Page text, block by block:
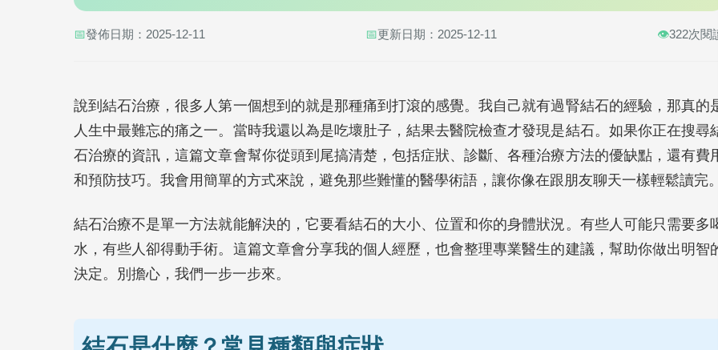
📅發佈日期：2025-12-11 📅更新日期：2025-12-11 👁️322次閱
說到結石治療，很多人第一個想到的就是那種痛到打滾的感覺。我自己就有過腎結石的經驗，那真的
人生中最難忘的痛之一。當時我還以為是吃壞肚子，結果去醫院檢查才發現是結石。如果你正在搜尋
石治療的資訊，這篇文章會幫你從頭到尾搞清楚，包括症狀、診斷、各種治療方法的優缺點，還有費
和預防技巧。我會用簡單的方式來說，避免那些難懂的醫學術語，讓你像在跟朋友聊天一樣輕鬆讀完
結石治療不是單一方法就能解決的，它要看結石的大小、位置和你的身體狀況。有些人可能只需要多
水，有些人卻得動手術。這篇文章會分享我的個人經歷，也會整理專業醫生的建議，幫助你做出明智
決定。別擔心，我們一步一步來。